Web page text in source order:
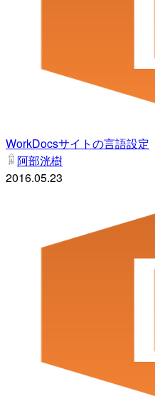
WorkDocsサイトの言語設定
阿部洸樹
2016.05.23